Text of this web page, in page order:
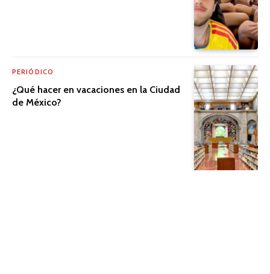
PERIÓDICO
¿Qué hacer en vacaciones en la Ciudad
de México?